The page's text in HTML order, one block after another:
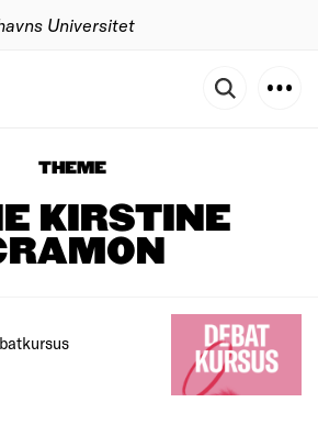
Universitet
THEME
KIRSTINE